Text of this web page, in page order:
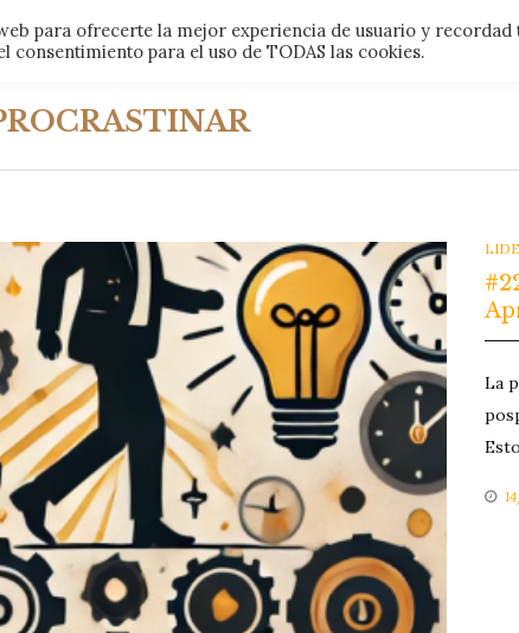
ARTÍCULOS
La
para ofrecerte la mejor experiencia de usuario y
consentimiento para el uso de TODAS las cookies.